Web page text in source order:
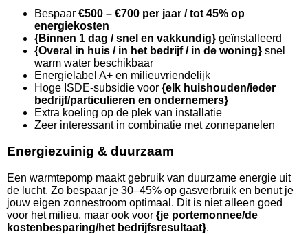
Bespaar €500 – €700 per jaar / tot 45% op
energiekosten
{Binnen 1 dag / snel en vakkundig} geïnstalleerd
{Overal in huis / in het bedrijf / in de woning} snel
warm water beschikbaar
Energielabel A+ en milieuvriendelijk
Hoge ISDE-subsidie voor {elk huishouden/ieder
bedrijf/particulieren en ondernemers}
Extra koeling op de plek van installatie
Zeer interessant in combinatie met zonnepanelen
Energiezuinig & duurzaam
Een warmtepomp maakt gebruik van duurzame energie uit
de lucht. Zo bespaar je 30–45% op gasverbruik en benut je
jouw eigen zonnestroom optimaal. Dit is niet alleen goed
voor het milieu, maar ook voor {je portemonnee/de
kostenbesparing/het bedrijfsresultaat}.